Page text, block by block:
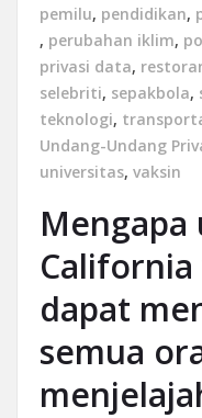
pemilu, pendidikan,
, perubahan iklim,
privasi data,
selebriti, sepakbola,
teknologi,
Undang-Undang
universitas, vaksin
dapat
semua